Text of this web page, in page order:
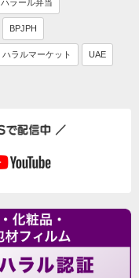
ハラール弁当
BPJPH
ハラルマーケット UAE